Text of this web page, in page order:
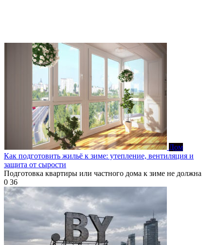
Дом
Как подготовить жильё к зиме: утепление, вентиляция и
защита от сырости
Подготовка квартиры или частного дома к зиме не должна
0 36